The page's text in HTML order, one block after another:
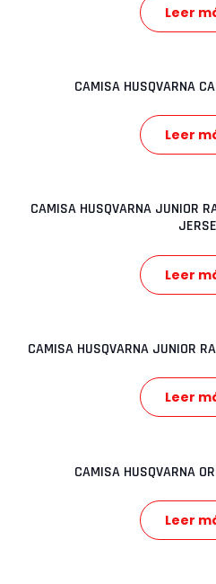
Leer
CAMISA HUSQVARNA
Leer
CAMISA HUSQVARNA JUNIOR
Leer
CAMISA HUSQVARNA JUNIOR
Leer
CAMISA HUSQVARNA
Leer